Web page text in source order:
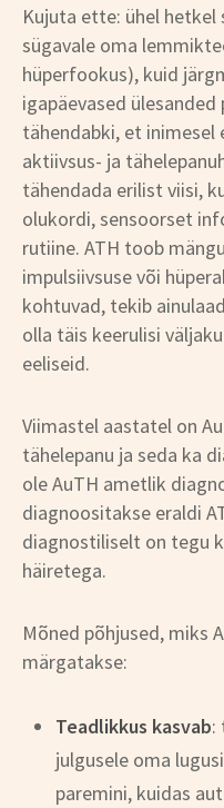
Kujuta ette: ühel
sügavale oma
hüperfookus), kuid
igapäevased
tähendabki, et inimesel
aktiivsus- ja
tähendada erilist viisi,
olukordi, sensoorset
rutiine. ATH toob
impulsiivsuse või
kohtuvad, tekib
olla täis keerulisi
eeliseid.
Viimastel aastatel on
tähelepanu ja seda ka
ole AuTH ametlik
diagnoositakse eraldi
diagnostiliselt on tegu
häiretega.
Mõned põhjused, miks
märgatakse:
Teadlikkus kasvab:
julgusele oma
paremini, kuidas